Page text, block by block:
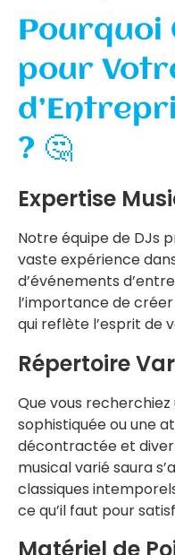
Pourquoi
pour
? 🤔
Expertise
Notre équipe de DJs
vaste expérience
d’événements
l’importance de
qui reflète l’esprit de
Répertoire
Que vous
sophistiquée ou une
décontractée et
musical varié saura
classiques
ce qu’il faut pour